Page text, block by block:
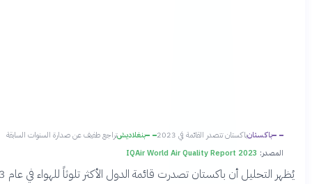
باكستان تتصدر القائمة في 2023 بنغلاديشتراجع طفيف عن صدارة السنوات السابقة
IQAir World Air Quality Report 2023
يُظهر التحليل أن باكستان تصدرت قائمة الدول الأكثر تلوثاً للهواء في عام 2023،